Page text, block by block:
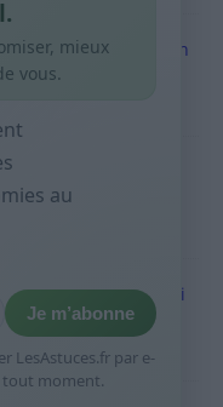
économiser en
sprays
rapide pour
le jour de paie
est-ce utile et quoi
mieux
vous.
au
Je m’abonne
LesAstuces.fr par e-
tout moment.